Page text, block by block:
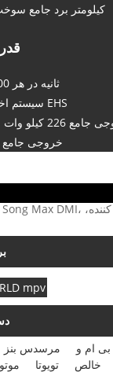
1090 کیلومتر برد جامع
قدرت
7.9 ثانیه در هر 100 کیلومتر
سیستم اختلاط الکتریکی EHS
حداکثر توان خروجی
خروجی جامع 460 نیوتن
mpv
مرسدس بنز بی ام و
تویوتا خالص